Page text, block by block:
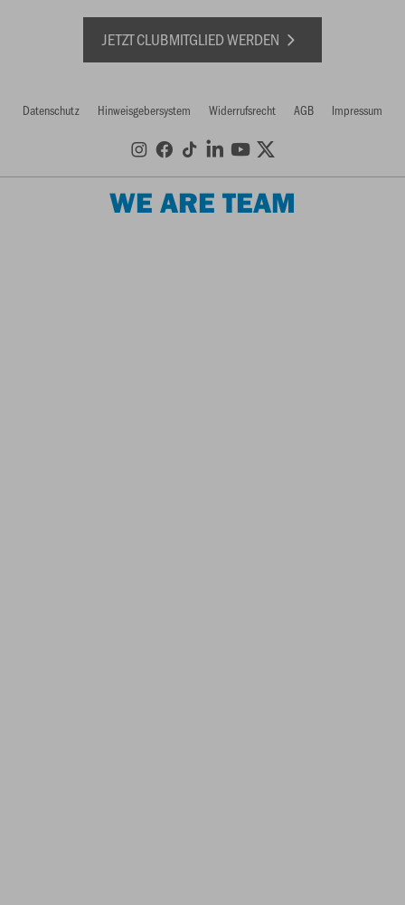
JETZT CLUBMITGLIED WERDEN
Datenschutz Hinweisgebersystem Widerrufsrecht AGB Impressum
WE ARE TEAM